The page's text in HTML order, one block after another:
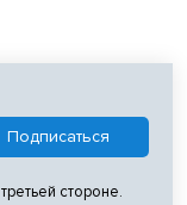
стороне.